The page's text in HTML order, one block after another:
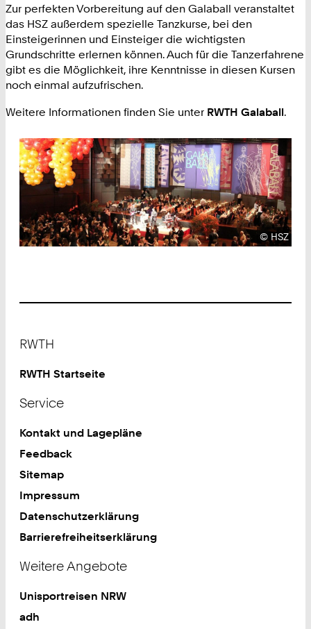
Zur perfekten Vorbereitung auf den Galaball veranstaltet
das HSZ außerdem spezielle Tanzkurse, bei den
Einsteigerinnen und Einsteiger die wichtigsten
Grundschritte erlernen können. Auch für die Tanzerfahrene
gibt es die Möglichkeit, ihre Kenntnisse in diesen Kursen
noch einmal aufzufrischen.
Weitere Informationen finden Sie unter RWTH Galaball.
© HSZ
RWTH
RWTH Startseite
Service
Kontakt und Lagepläne
Feedback
Sitemap
Impressum
Datenschutzerklärung
Barrierefreiheitserklärung
Weitere Angebote
Unisportreisen NRW
adh